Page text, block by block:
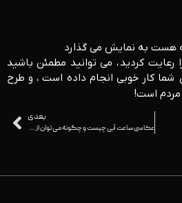
هست به نمایش می گذارد
رعایت کردید ، می توانید مطمئن باشید
شما کار خوبی انجام داده است ، و طرح
مردم است!
بعدی
عکاسی ساعت آبی چیست و چگونه می توان از آن استفاده کرد؟